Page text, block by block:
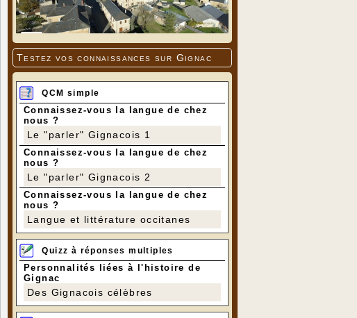
Testez vos connaissances sur Gignac
QCM simple
Connaissez-vous la langue de chez
nous ?
Le "parler" Gignacois 1
Connaissez-vous la langue de chez
nous ?
Le "parler" Gignacois 2
Connaissez-vous la langue de chez
nous ?
Langue et littérature occitanes
Quizz à réponses multiples
Personnalités liées à l'histoire de
Gignac
Des Gignacois célèbres